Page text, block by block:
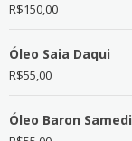
R$150,00
Óleo Saia Daqui
R$55,00
Óleo Baron Samedi